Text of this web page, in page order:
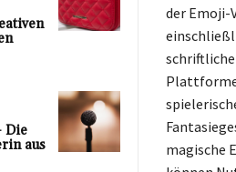
Die
aus
der Emoji-
magische